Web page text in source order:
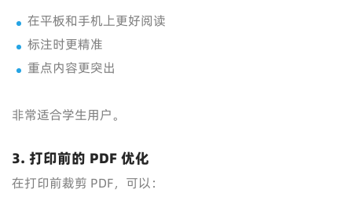
在平板和手机上更好阅读
标注时更精准
重点内容更突出
非常适合学生用户。
3. 打印前的 PDF 优化
在打印前裁剪 PDF，可以：